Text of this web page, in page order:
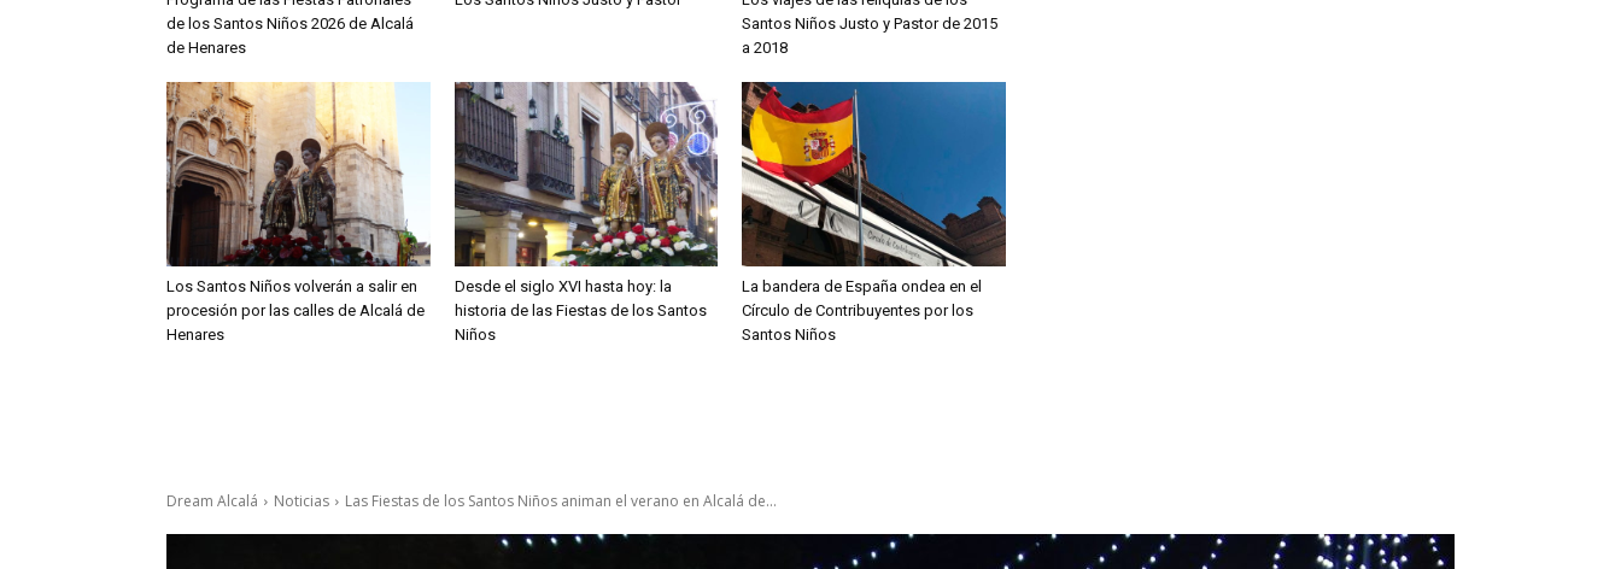
de los Santos Niños 2026 de Alcalá
de Henares
Santos Niños Justo y Pastor de 2015
a 2018
Los Santos Niños volverán a salir en
procesión por las calles de Alcalá de
Henares
Desde el siglo XVI hasta hoy: la
historia de las Fiestas de los Santos
Niños
La bandera de España ondea en el
Círculo de Contribuyentes por los
Santos Niños